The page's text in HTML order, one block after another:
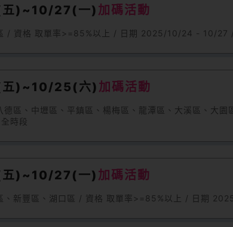
五)~10/27(一) 加碼活動
/ 資格 取單率>=85%以上 / 日期 2025/10/24 - 10/27
五)~10/25(六) 加碼活動
區、中壢區、平鎮區、楊梅區、龍潭區、大溪區、大
時段
五)~10/27(一) 加碼活動
、新豐區、湖口區 / 資格 取單率>=85%以上 / 日期